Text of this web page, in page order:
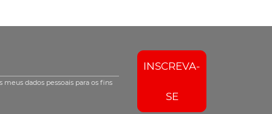
meus dados pessoais para os fins
INSCREVA-
SE